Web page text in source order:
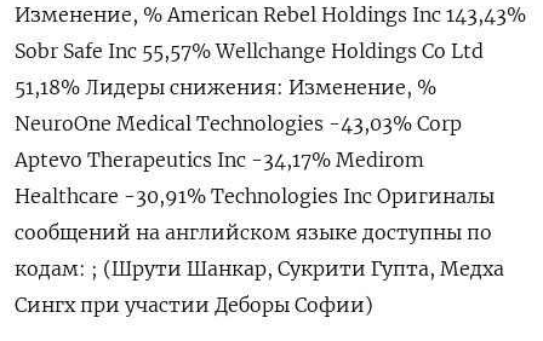
Изменение, % American Rebel Holdings Inc 143,43%
Sobr Safe Inc 55,57% Wellchange Holdings Co Ltd
51,18% Лидеры снижения: Изменение, %
NeuroOne Medical Technologies -43,03% Corp
Aptevo Therapeutics Inc -34,17% Medirom
Healthcare -30,91% Technologies Inc Оригиналы
сообщений на английском языке доступны по
кодам: ; (Шрути Шанкар, Сукрити Гупта, Медха
Сингх при участии Деборы Софии)